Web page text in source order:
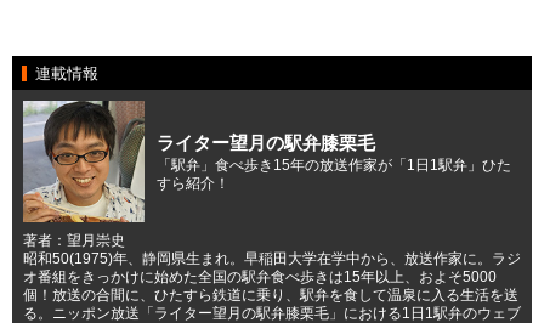
連載情報
ライター望月の駅弁膝栗毛
「駅弁」食べ歩き15年の放送作家が「1日1駅弁」ひた
すら紹介！
著者：望月崇史
昭和50(1975)年、静岡県生まれ。早稲田大学在学中から、放送作家に。ラジ
オ番組をきっかけに始めた全国の駅弁食べ歩きは15年以上、およそ5000
個！放送の合間に、ひたすら鉄道に乗り、駅弁を食して温泉に入る生活を送
る。ニッポン放送「ライター望月の駅弁膝栗毛」における1日1駅弁のウェブ